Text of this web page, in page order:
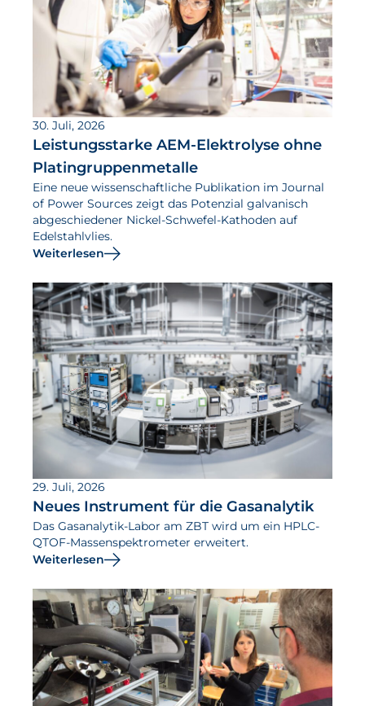
30. Juli, 2026
Leistungsstarke AEM-Elektrolyse ohne
Platingruppenmetalle
Eine neue wissenschaftliche Publikation im Journal
of Power Sources zeigt das Potenzial galvanisch
abgeschiedener Nickel-Schwefel-Kathoden auf
Edelstahlvlies.
Weiterlesen
29. Juli, 2026
Neues Instrument für die Gasanalytik
Das Gasanalytik-Labor am ZBT wird um ein HPLC-
QTOF-Massenspektrometer erweitert.
Weiterlesen